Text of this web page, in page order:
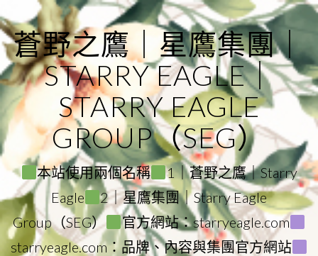
to
content
蒼野之鷹｜星鷹集團｜
STARRY EAGLE｜
STARRY EAGLE
GROUP（SEG）
本站使用兩個名稱
1｜蒼野之鷹｜Starry
Eagle
2｜星鷹集團｜Starry Eagle
Group（SEG）
官方網站：starryeagle.com
starryeagle.com：品牌、內容與集團官方網站